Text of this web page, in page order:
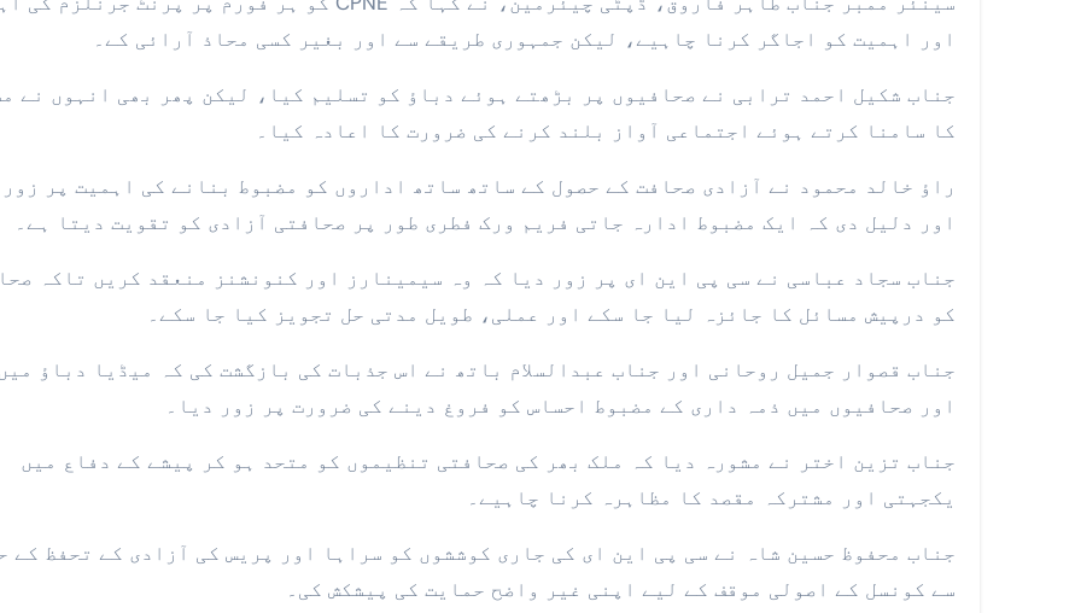
اور اہمیت کو اجاگر کرنا چاہیے، لیکن جمہوری طریقے سے اور بغیر کسی محاذ آرائی کے۔
جناب شکیل احمد ترابی نے صحافیوں پر بڑھتے ہوئے دباؤ کو تسلیم کیا، لیکن پھر بھی انہوں نے
کا سامنا کرتے ہوئے اجتماعی آواز بلند کرنے کی ضرورت کا اعادہ کیا۔
راؤ خالد محمود نے آزادی صحافت کے حصول کے ساتھ ساتھ اداروں کو مضبوط بنانے کی اہمیت پر زور
اور دلیل دی کہ ایک مضبوط ادارہ جاتی فریم ورک فطری طور پر صحافتی آزادی کو تقویت دیتا ہے۔
جناب سجاد عباسی نے سی پی این ای پر زور دیا کہ وہ سیمینارز اور کنونشنز منعقد کریں تاکہ
کو درپیش مسائل کا جائزہ لیا جا سکے اور عملی، طویل مدتی حل تجویز کیا جا سکے۔
جناب قصوار جمیل روحانی اور جناب عبدالسلام باتھ نے اس جذبات کی بازگشت کی کہ میڈیا دباؤ
اور صحافیوں میں ذمہ داری کے مضبوط احساس کو فروغ دینے کی ضرورت پر زور دیا۔
جناب تزین اختر نے مشورہ دیا کہ ملک بھر کی صحافتی تنظیموں کو متحد ہو کر پیشے کے دفاع میں
یکجہتی اور مشترکہ مقصد کا مظاہرہ کرنا چاہیے۔
جناب محفوظ حسین شاہ نے سی پی این ای کی جاری کوششوں کو سراہا اور پریس کی آزادی کے تحفظ کے
سے کونسل کے اصولی موقف کے لیے اپنی غیر واضح حمایت کی پیشکش کی۔